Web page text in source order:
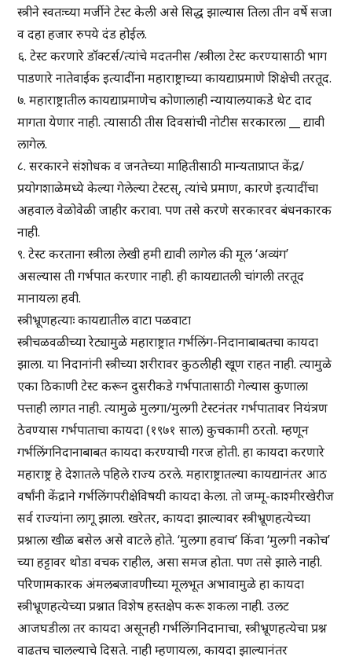
स्त्रीने स्वतःच्या मर्जीने टेस्ट केली असे सिद्ध झाल्यास तिला तीन वर्षे सजा
व दहा हजार रुपये दंड होईल.
६. टेस्ट करणारे डॉक्टर्स/त्यांचे मदतनीस /स्त्रीला टेस्ट करण्यासाठी भाग
पाडणारे नातेवाईक इत्यादींना महाराष्ट्राच्या कायद्याप्रमाणे शिक्षेची तरतूद.
७. महाराष्ट्रातील कायद्याप्रमाणेच कोणालाही न्यायालयाकडे थेट दाद
मागता येणार नाही. त्यासाठी तीस दिवसांची नोटीस सरकारला __ द्यावी
लागेल.
८. सरकारने संशोधक व जनतेच्या माहितीसाठी मान्यताप्राप्त केंद्र/
प्रयोगशाळेमध्ये केल्या गेलेल्या टेस्टस्, त्यांचे प्रमाण, कारणे इत्यादींचा
अहवाल वेळोवेळी जाहीर करावा. पण तसे करणे सरकारवर बंधनकारक
नाही.
९. टेस्ट करताना स्त्रीला लेखी हमी द्यावी लागेल की मूल ‘अव्यंग’
असल्यास ती गर्भपात करणार नाही. ही कायद्यातली चांगली तरतूद
मानायला हवी.
स्त्रीभ्रूणहत्याः कायद्यातील वाटा पळवाटा
स्त्रीचळवळीच्या रेट्यामुळे महाराष्ट्रात गर्भलिंग-निदानाबाबतचा कायदा
झाला. या निदानांनी स्त्रीच्या शरीरावर कुठलीही खूण राहत नाही. त्यामुळे
एका ठिकाणी टेस्ट करून दुसरीकडे गर्भपातासाठी गेल्यास कुणाला
पत्ताही लागत नाही. त्यामुळे मुलगा/मुलगी टेस्टनंतर गर्भपातावर नियंत्रण
ठेवण्यास गर्भपाताचा कायदा (१९७१ साल) कुचकामी ठरतो. म्हणून
गर्भलिंगनिदानाबाबत कायदा करण्याची गरज होती. हा कायदा करणारे
महाराष्ट्र हे देशातले पहिले राज्य ठरले. महाराष्ट्रातल्या कायद्यानंतर आठ
वर्षांनी केंद्राने गर्भलिंगपरीक्षेविषयी कायदा केला. तो जम्मू-काश्मीरखेरीज
सर्व राज्यांना लागू झाला. खरेतर, कायदा झाल्यावर स्त्रीभ्रूणहत्येच्या
प्रश्नाला खीळ बसेल असे वाटले होते. ‘मुलगा हवाच’ किंवा ‘मुलगी नकोच’
च्या हट्टावर थोडा वचक राहील, असा समज होता. पण तसे झाले नाही.
परिणामकारक अंमलबजावणीच्या मूलभूत अभावामुळे हा कायदा
स्त्रीभ्रूणहत्येच्या प्रश्नात विशेष हस्तक्षेप करू शकला नाही. उलट
आजघडीला तर कायदा असूनही गर्भलिंगनिदानाचा, स्त्रीभ्रूणहत्येचा प्रश्न
वाढतच चालल्याचे दिसते. नाही म्हणायला, कायदा झाल्यानंतर